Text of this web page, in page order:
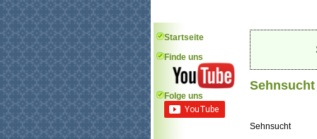
Startseite
Finde uns
Folge uns
Sehnsucht